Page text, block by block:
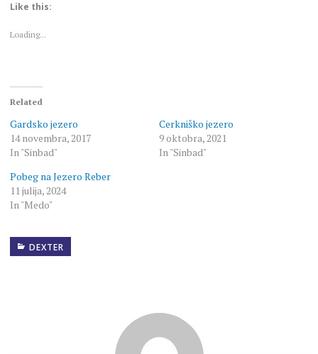
in
Like this:
Loading...
Related
Gardsko jezero
14 novembra, 2017
In "Sinbad"
Cerkniško jezero
9 oktobra, 2021
In "Sinbad"
Pobeg na Jezero Reber
11 julija, 2024
In "Medo"
DEXTER